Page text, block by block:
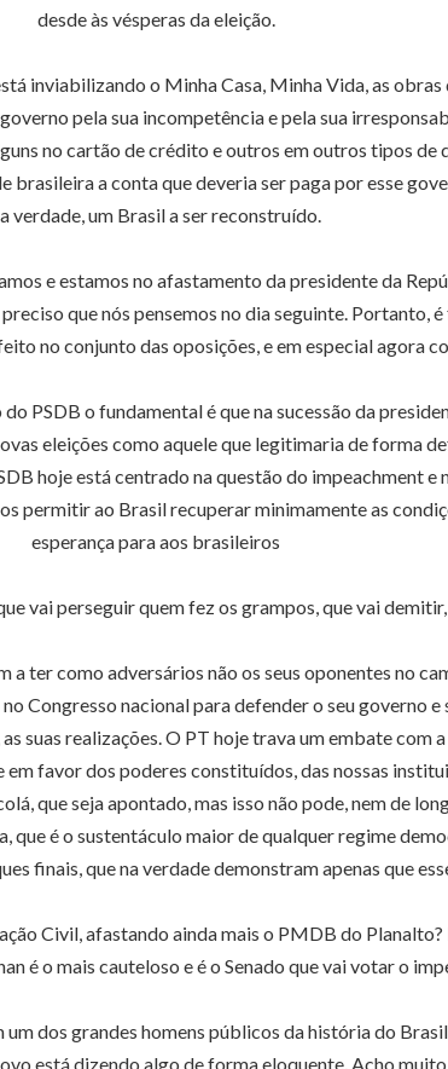
desde às vésperas da eleição.
inviabilizando o Minha Casa, Minha Vida, as
pela sua incompetência e pela sua
no cartão de crédito e outros em outros tipos
a conta que deveria ser paga por esse
verdade, um Brasil a ser reconstruído.
e estamos no afastamento da presidente da
que nós pensemos no dia seguinte.
no conjunto das oposições, e em especial agora
PSDB o fundamental é que na sucessão da
eleições como aquele que legitimaria de forma
hoje está centrado na questão do impeachment
permitir ao Brasil recuperar minimamente as
esperança para aos brasileiros
vai perseguir quem fez os grampos, que vai
ter como adversários não os seus oponentes no
Congresso nacional para defender o seu governo
suas realizações. O PT hoje trava um embate com
favor dos poderes constituídos, das nossas
que seja apontado, mas isso não pode, nem de
é o sustentáculo maior de qualquer regime
finais, que na verdade demonstram apenas que
Civil, afastando ainda mais o PMDB do
é o mais cauteloso e é o Senado que vai votar o
dos grandes homens públicos da história do
está dizendo algo de forma eloquente. Acho